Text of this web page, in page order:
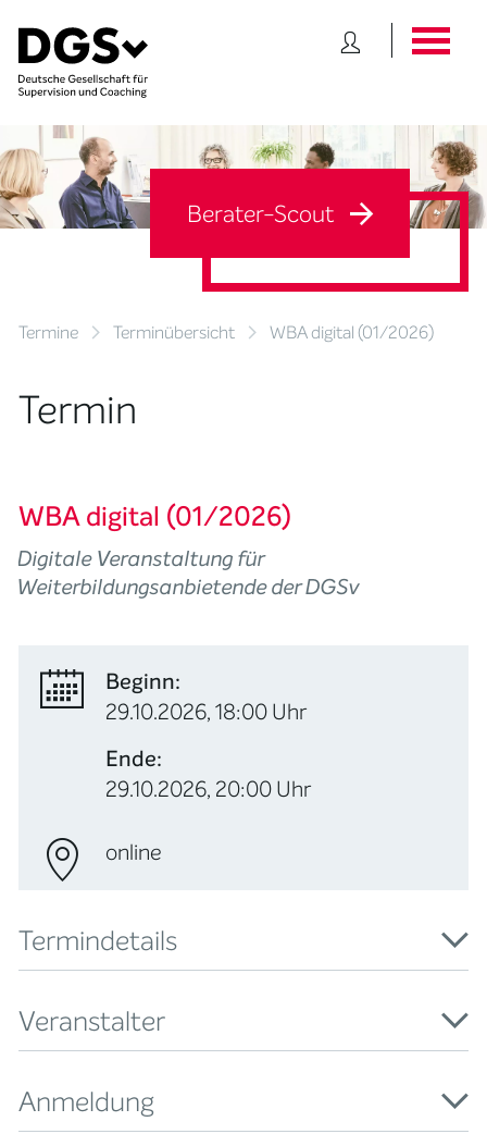
Termine Terminübersicht WBA digital (01/2026)
Berater-Scout
Termin
WBA digital (01/2026)
Digitale Veranstaltung für
Weiterbildungsanbietende der DGSv
Beginn:
29.10.2026, 18:00 Uhr
Ende:
29.10.2026, 20:00 Uhr
online
Termindetails
Veranstalter
Anmeldung